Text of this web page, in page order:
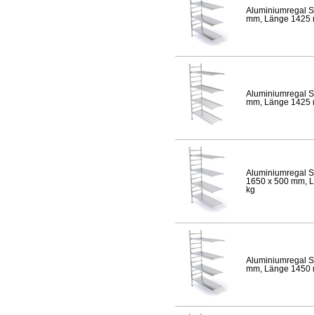
Aluminiumregal
mm, Länge 1425
Aluminiumregal
mm, Länge 1425
Aluminiumregal
1650 x 500 mm,
kg
Aluminiumregal
mm, Länge 1450